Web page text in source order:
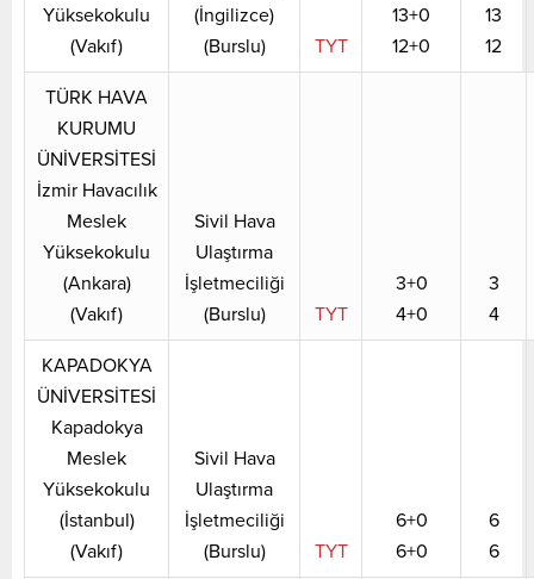
Yüksekokulu
(Vakıf)
(İngilizce)
(Burslu)
TYT
13+0
12+0
13
12
TÜRK HAVA
KURUMU
ÜNİVERSİTESİ
İzmir Havacılık
Meslek
Yüksekokulu
(Ankara)
(Vakıf)
Sivil Hava
Ulaştırma
İşletmeciliği
(Burslu)
TYT
3+0
4+0
3
4
KAPADOKYA
ÜNİVERSİTESİ
Kapadokya
Meslek
Yüksekokulu
(İstanbul)
(Vakıf)
Sivil Hava
Ulaştırma
İşletmeciliği
(Burslu)
TYT
6+0
6+0
6
6